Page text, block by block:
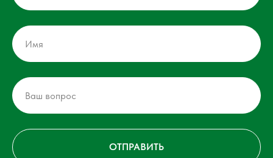
ОТПРАВИТЬ